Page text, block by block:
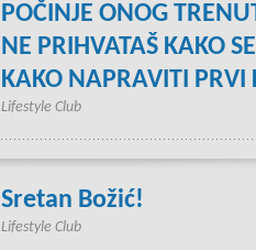
POČINJE ONOG
NE PRIHVATAŠ KAKO
KAKO NAPRAVITI PRVI
Lifestyle Club
Sretan Božić!
Lifestyle Club